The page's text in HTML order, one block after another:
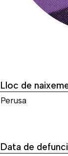
Lloc de
Perusa
Data de